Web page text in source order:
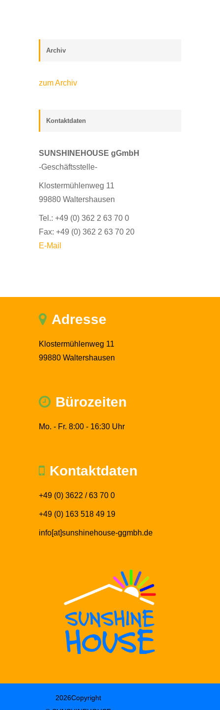
Archiv
zum Archiv
Kontaktdaten
SUNSHINEHOUSE gGmbH
-Geschäftsstelle-
Klostermühlenweg 11
99880 Waltershausen
Tel.: +49 (0) 362 2 63 70 0
Fax: +49 (0) 362 2 63 70 20
E-Mail
Adresse
Klostermühlenweg 11
99880 Waltershausen
Bürozeiten
Mo. - Fr. 8:00 - 16:30 Uhr
Kontaktdaten
+49 (0) 3622 / 63 70 0
+49 (0) 163 518 49 19
info[at]sunshinehouse-ggmbh.de
2026Copyright